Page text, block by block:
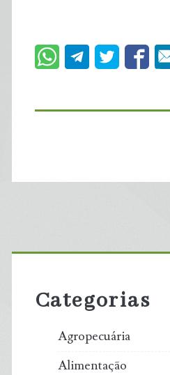
Primary
Sidebar
Categorias
Agropecuária
Alimentação